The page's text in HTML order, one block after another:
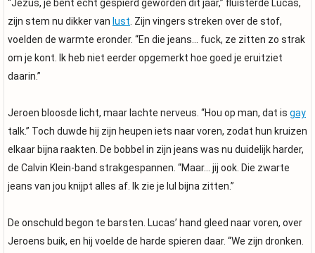
“Jezus, je bent echt gespierd geworden dit jaar,” fluisterde Lucas,
zijn stem nu dikker van lust . Zijn vingers streken over de stof,
voelden de warmte eronder. “En die jeans… fuck, ze zitten zo strak
om je kont. Ik heb niet eerder opgemerkt hoe goed je eruitziet
daarin.”
Jeroen bloosde licht, maar lachte nerveus. “Hou op man, dat is gay
talk.” Toch duwde hij zijn heupen iets naar voren, zodat hun kruizen
elkaar bijna raakten. De bobbel in zijn jeans was nu duidelijk harder,
de Calvin Klein-band strakgespannen. “Maar… jij ook. Die zwarte
jeans van jou knijpt alles af. Ik zie je lul bijna zitten.”
De onschuld begon te barsten. Lucas’ hand gleed naar voren, over
Jeroens buik, en hij voelde de harde spieren daar. “We zijn dronken.